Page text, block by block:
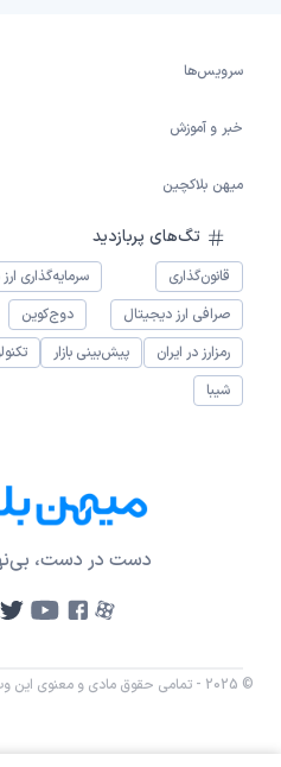
سرویس‌ها
خبر و آموزش
میهن بلاکچین
تگ‌های پربازدید
قانون‌گذاری سرمایه‌گذاری
صرافی ارز دیجیتال
دوج‌کوین
رمزارز در ایران
پیش‌بینی بازار
شیبا
دست در دست،
© 2025 - تمامی حقوق مادی و معنوی این وب‌سایت نزد میهن بلاکچین محفوظ است.